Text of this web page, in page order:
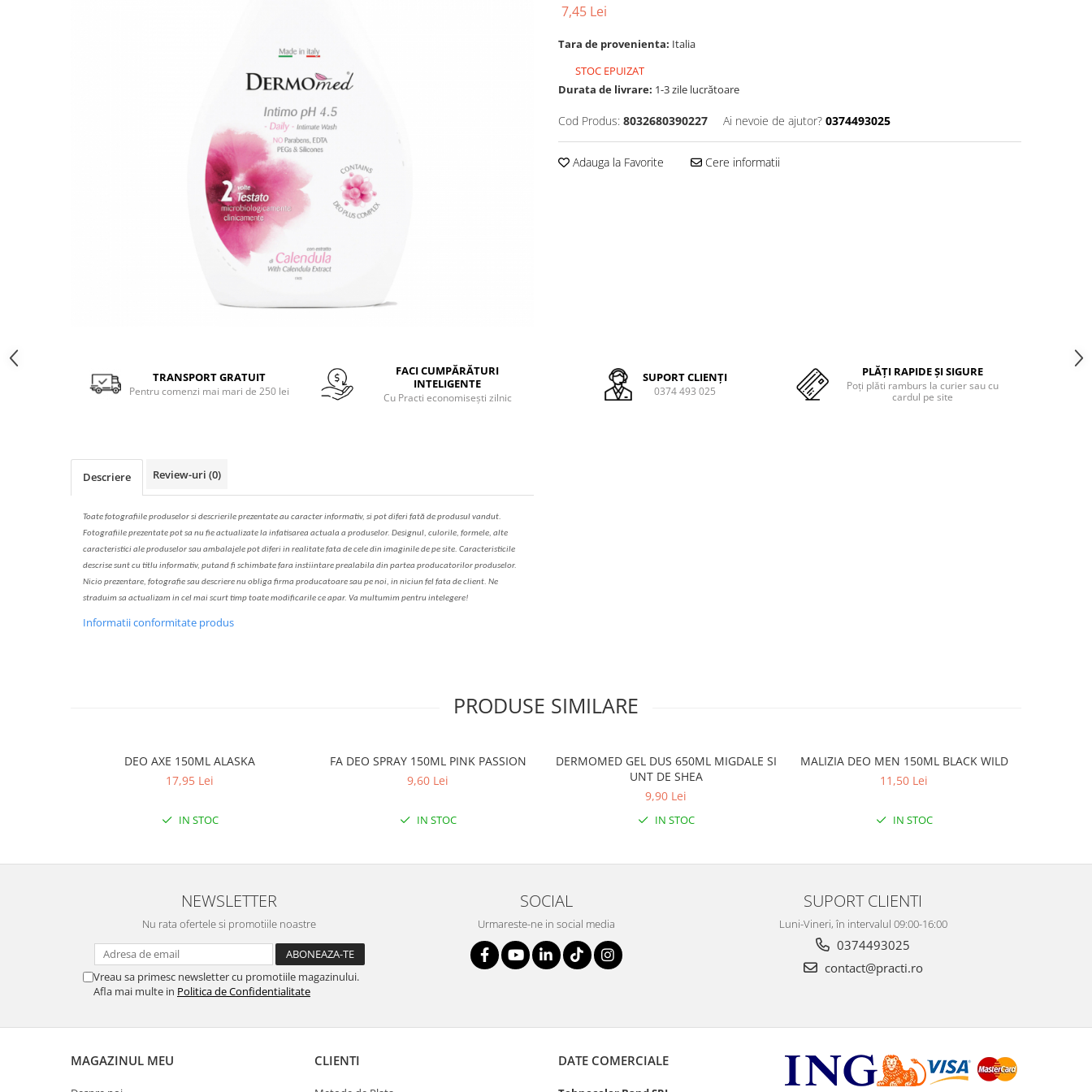
Solutie de indepartat rugina si
Tratament pentru par, conditioner
pentru par, masca de par
Vata demachianta
Facebook
7,45 Lei
Tara de provenienta: Italia
STOC EPUIZAT
Durata de livrare: 1-3 zile lucrătoare
Cod Produs: 8032680390227 Ai nevoie de ajutor? 0374493025
Adauga la Favorite Cere informatii
TRANSPORT GRATUIT
Pentru comenzi mai mari de 250 lei
FACI CUMPĂRĂTURI
INTELIGENTE
Cu Practi economisești zilnic
SUPORT CLIENȚI
0374 493 025
PLĂȚI RAPIDE ȘI SIGURE
Poți plăti ramburs la curier sau cu
cardul pe site
Descriere Review-uri (0)
Toate fotografiile produselorsidescrierileprezentate au caracter informativ, si pot diferi fată de produsul vandut.
Fotografiile prezentate pot sa nu fie actualizate la infatisarea actuala a produselor. Designul, culorile, formele, alte
caracteristici ale produselor sau ambalajele pot diferi in realitate fata de cele din imaginile de pe site. Caracteristicile
descrise sunt cu titlu informativ, putand fi schimbate fara instiintare prealabila din partea producatorilor produselor.
Nicio prezentare, fotografie sau descriere nu obliga firma producatoare sau pe noi, in niciun fel fata de client. Ne
straduim sa actualizam in cel mai scurt timp toate modificarile ce apar. Va multumim pentru intelegere!
Informatii conformitate produs
PRODUSE SIMILARE
DEO AXE 150ML ALASKA
17,95 Lei
IN STOC
FA DEO SPRAY 150ML PINK PASSION
9,60 Lei
IN STOC
DERMOMED GEL DUS 650ML MIGDALE SI
UNT DE SHEA
9,90 Lei
IN STOC
MALIZIA DEO MEN 150ML BLACK WILD
11,50 Lei
IN STOC
NEWSLETTER
Nu rata ofertele si promotiile noastre
Vreau sa primesc newsletter cu promotiile magazinului.
Afla mai multe in Politica de Confidentialitate
SOCIAL
Urmareste-ne in social media
SUPORT CLIENTI
Luni-Vineri, în intervalul 09:00-16:00
0374493025
contact@practi.ro
MAGAZINUL MEU CLIENTI DATE COMERCIALE